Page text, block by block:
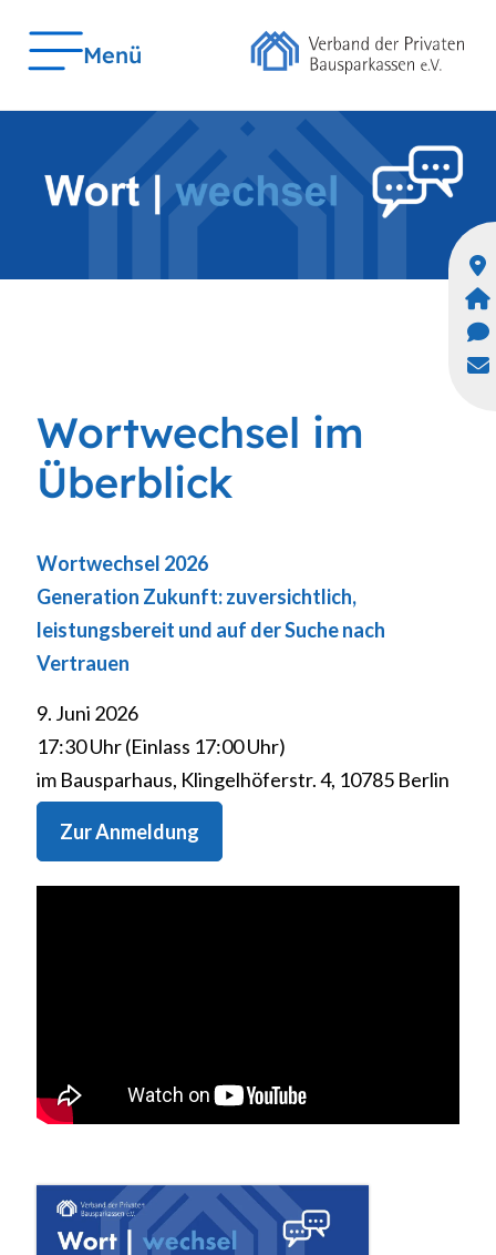
Menü
Wortwechsel im
Überblick
Wortwechsel 2026
Generation Zukunft: zuversichtlich,
leistungsbereit und auf der Suche nach
Vertrauen
9. Juni 2026
17:30 Uhr (Einlass 17:00 Uhr)
im Bausparhaus, Klingelhöferstr. 4, 10785 Berlin
Zur Anmeldung